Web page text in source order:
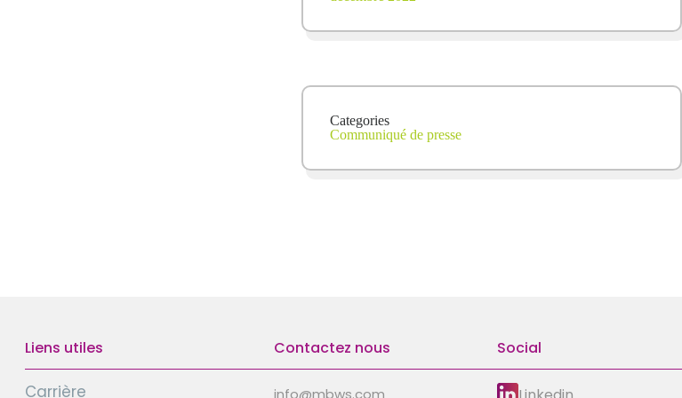
Categories
Communiqué de presse
Liens utiles
Carrière
Contactez nous
info@mbws.com
Social